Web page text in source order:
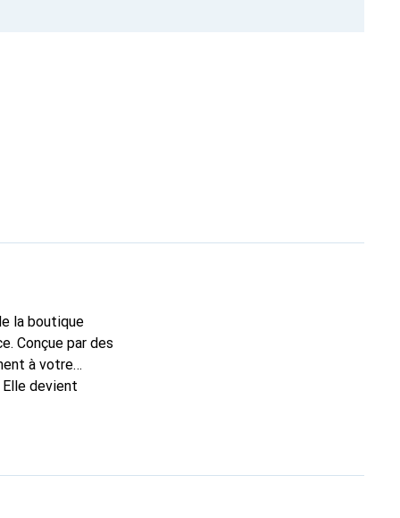
la boutique
Conçue par des
à votre
devient